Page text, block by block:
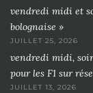
vendredi midi et
bolognaise »
JUILLET 25, 2026
vendredi midi,
pour les F1 sur
JUILLET 13, 2026